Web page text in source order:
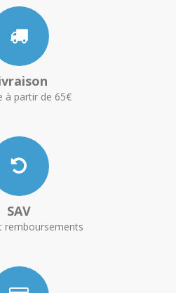
à partir de 65€
SAV
remboursements